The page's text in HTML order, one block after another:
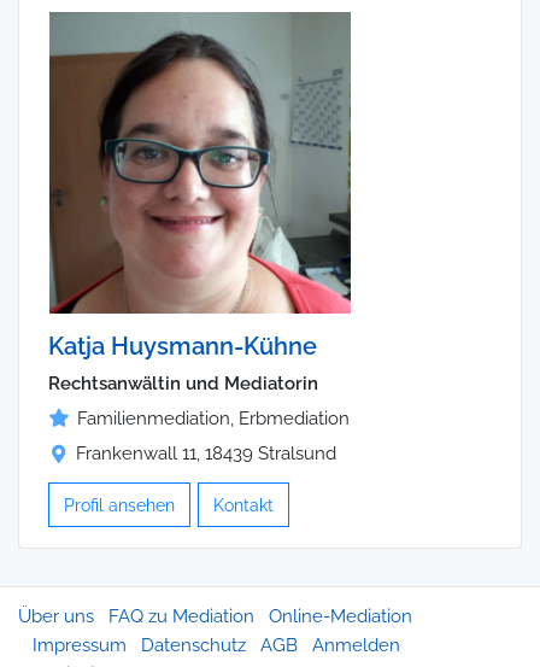
zur Verfügung, um Ihnen die Suche zu erleichtern.
Katja Huysmann-Kühne
Rechtsanwältin und Mediatorin
Familienmediation, Erbmediation
Frankenwall 11, 18439 Stralsund
Profil ansehen Kontakt
Über uns FAQ zu Mediation
Online-Mediation
Impressum
Datenschutz AGB
Anmelden